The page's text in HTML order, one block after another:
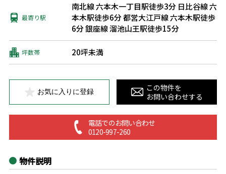
最寄り駅
南北線 六本木一丁目駅徒歩3分日比谷線 六
本木駅徒歩6分都営大江戸線 六本木駅徒歩
6分銀座線 溜池山王駅徒歩15分
坪数帯 20坪未満
お気に入りに登録
この物件を
お問い合わせする
電話でのお問い合わせ
0120-997-260
物件説明